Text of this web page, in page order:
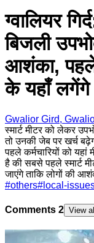
ग्वालियर
बिजली
आशंका, पहले
के यहाँ लगेंगे
Gwalior Gird,
स्मार्ट मीटर को लेकर
तो उनकी जेब पर खर्च
पहले कर्मचारियों को
है की सबसे पहले स्मार्ट
जाएंगे ताकि लोगों की
#others# local-
Comments 2 View all